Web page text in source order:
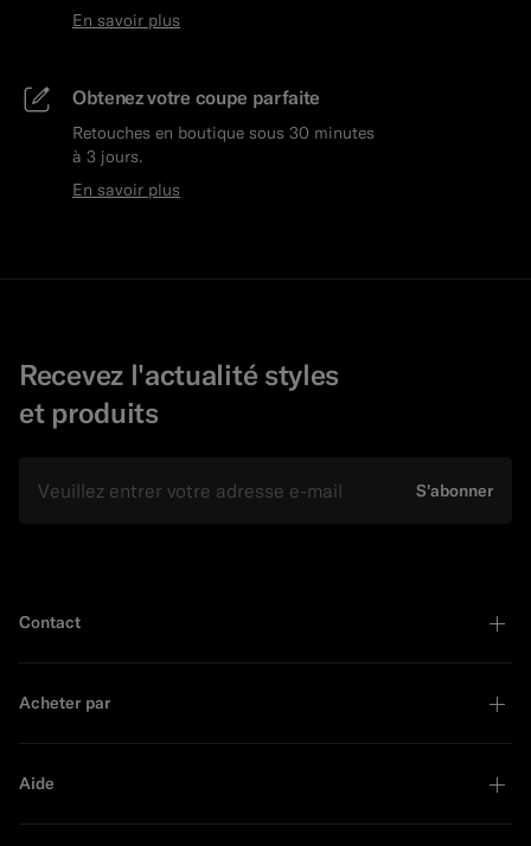
En savoir plus
Obtenez votre coupe parfaite
Retouches en boutique sous 30 minutes
à 3 jours.
En savoir plus
Recevez l'actualité styles
et produits
S'abonner
Contact
Acheter par
Aide